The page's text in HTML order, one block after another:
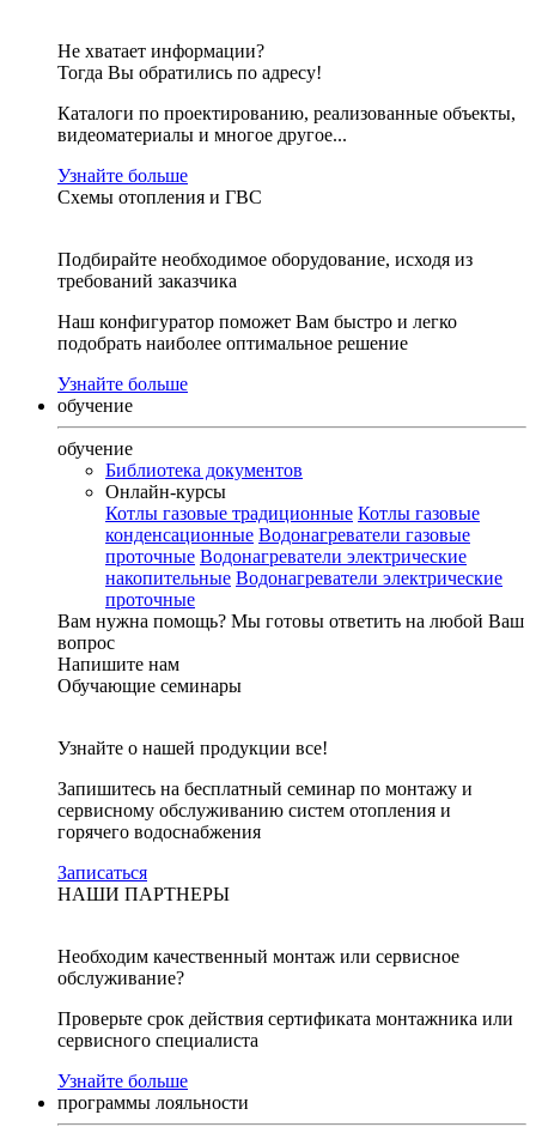
Не хватает информации?
Тогда Вы обратились по адресу!
Каталоги по проектированию, реализованные объекты,
видеоматериалы и многое другое...
Узнайте больше
Схемы отопления и ГВС
Подбирайте необходимое оборудование, исходя из
требований заказчика
Наш конфигуратор поможет Вам быстро и легко
подобрать наиболее оптимальное решение
Узнайте больше
обучение
обучение
Библиотека документов
Онлайн-курсы
Котлы газовые традиционные Котлы газовые
конденсационные Водонагреватели газовые
проточные Водонагреватели электрические
накопительные Водонагреватели электрические
проточные
Вам нужна помощь? Мы готовы ответить на любой Ваш
вопрос
Напишите нам
Обучающие семинары
Узнайте о нашей продукции все!
Запишитесь на бесплатный семинар по монтажу и
сервисному обслуживанию систем отопления и
горячего водоснабжения
Записаться
НАШИ ПАРТНЕРЫ
Необходим качественный монтаж или сервисное
обслуживание?
Проверьте срок действия сертификата монтажника или
сервисного специалиста
Узнайте больше
программы лояльности